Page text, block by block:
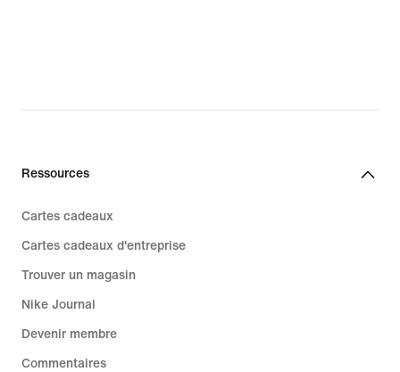
Ressources
Cartes cadeaux
Cartes cadeaux d'entreprise
Trouver un magasin
Nike Journal
Devenir membre
Commentaires